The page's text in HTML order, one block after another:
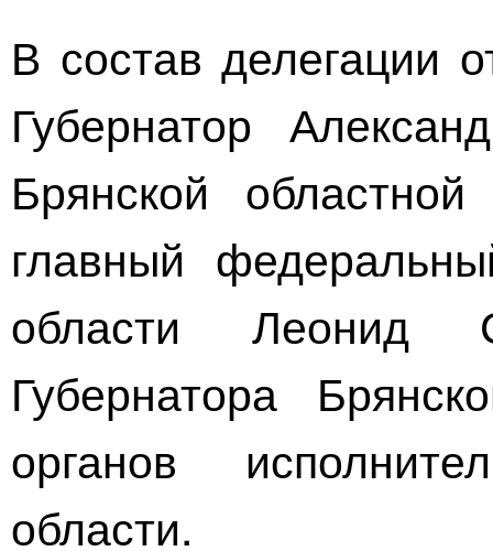
В состав делегации
Губернатор
Брянской
главный
области Леонид
Губернатора
органов
области.